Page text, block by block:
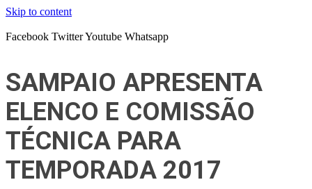
Skip to content
Facebook TwitterYoutube Whatsapp
SAMPAIO APRESENTA
ELENCO E COMISSÃO
TÉCNICA PARA
TEMPORADA 2017